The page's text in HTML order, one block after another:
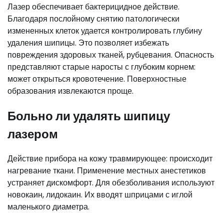
Лазер обеспечивает бактерицидное действие.
Благодаря послойному снятию патологически
измененных клеток удается контролировать глубину
удаления шипицы. Это позволяет избежать
повреждения здоровых тканей, рубцевания. Опасность
представляют старые наросты с глубоким корнем:
может открыться кровотечение. Поверхностные
образования извлекаются проще.
Больно ли удалять шипицу
лазером
Действие прибора на кожу травмирующее: происходит
нагревание ткани. Применение местных анестетиков
устраняет дискомфорт. Для обезболивания используют
новокаин, лидокаин. Их вводят шприцами с иглой
маленького диаметра.